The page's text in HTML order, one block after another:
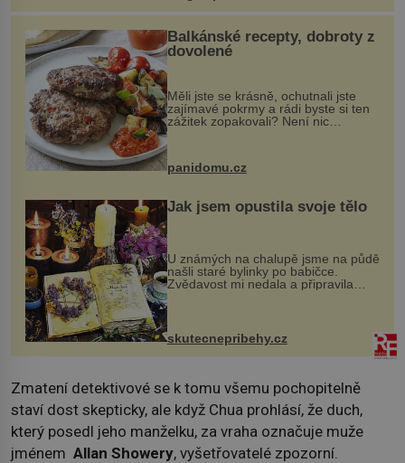
Balkánské recepty, dobroty z
dovolené
Měli jste se krásně, ochutnali jste
zajímavé pokrmy a rádi byste si ten
zážitek zopakovali? Není nic
snazšího. Pljeskavica (10 porcí)
Možná jste ji ochutnali na dovolené v
bývalé Jugoslávii, lze ji vi...
panidomu.cz
Jak jsem opustila svoje tělo
U známých na chalupě jsme na půdě
našli staré bylinky po babičce.
Zvědavost mi nedala a připravila
jsem si z nich lektvar… Zimní pobyt
na chalupě se pro mě vlastní vinou
změnil v děsivý zážitek, na kt...
skutecnepribehy.cz
Zmatení detektivové se k tomu všemu pochopitelně
staví dost skepticky, ale když Chua prohlásí, že duch,
který posedl jeho manželku, za vraha označuje muže
jménem Allan Showery, vyšetřovatelé zpozorní.